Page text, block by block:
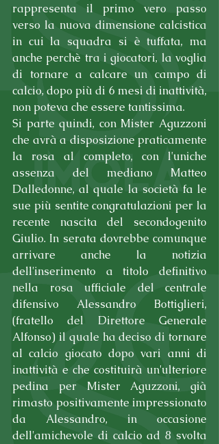
rappresenta il primo vero passo
verso la nuova dimensione calcistica
in cui la squadra si è tuffata, ma
anche perchè tra i giocatori, la voglia
di tornare a calcare un campo di
calcio, dopo più di 6 mesi di inattività,
non poteva che essere tantissima.
Si parte quindi, con Mister Aguzzoni
che avrà a disposizione praticamente
la rosa al completo, con l'uniche
assenza del mediano Matteo
Dalledonne, al quale la società fa le
sue più sentite congratulazioni per la
recente nascita del secondogenito
Giulio. In serata dovrebbe comunque
arrivare anche la notizia
dell'inserimento a titolo definitivo
nella rosa ufficiale del centrale
difensivo Alessandro Bottiglieri,
(fratello del Direttore Generale
Alfonso) il quale ha deciso di tornare
al calcio giocato dopo vari anni di
inattività e che costituirà un'ulteriore
pedina per Mister Aguzzoni, già
rimasto positivamente impressionato
da Alessandro, in occasione
dell'amichevole di calcio ad 8 svolta